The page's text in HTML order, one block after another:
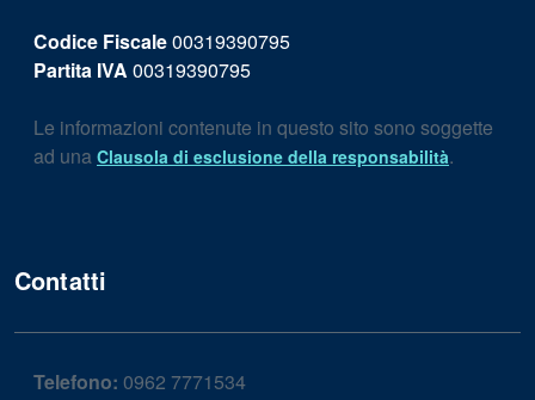
Codice Fiscale00319390795
Partita IVA 00319390795
Le informazioni contenute in questo sito sono soggette
ad una Clausola di esclusione della responsabilità.
Contatti
Telefono: 0962 7771534